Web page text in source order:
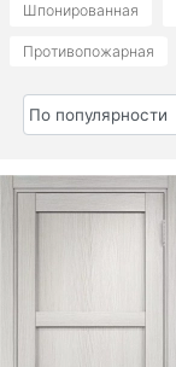
Шпонированная
Противопожарная